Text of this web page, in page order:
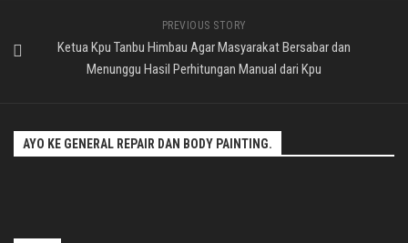
PREVIOUS STORY
Ketua Kpu Tanbu Himbau Agar Masyarakat Bersabar dan
Menunggu Hasil Perhitungan Manual dari Kpu
AYO KE GENERAL REPAIR DAN BODY PAINTING.